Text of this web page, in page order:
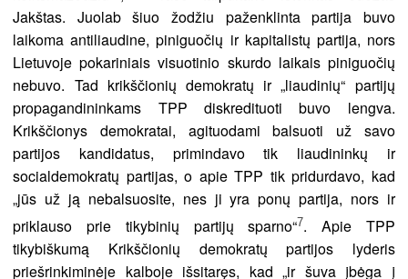
Jakštas. Juolab šiuo žodžiu paženklinta partija buvo
laikoma antiliaudine, piniguočių ir kapitalistų partija, nors
Lietuvoje pokariniais visuotinio skurdo laikais piniguočių
nebuvo. Tad krikščionių demokratų ir „liaudinių“ partijų
propagandininkams TPP diskredituoti buvo lengva.
Krikščionys demokratai, agituodami balsuoti už savo
partijos kandidatus, primindavo tik liaudininkų ir
socialdemokratų partijas, o apie TPP tik pridurdavo, kad
„jūs už ją nebalsuosite, nes ji yra ponų partija, nors ir
priklauso prie tikybinių partijų sparno“7. Apie TPP
tikybiškumą Krikščionių demokratų partijos lyderis
priešrinkiminėje kalboje išsitaręs, kad „ir šuva įbėga į